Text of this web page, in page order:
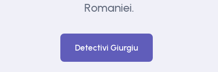
Romaniei.
Detectivi Giurgiu